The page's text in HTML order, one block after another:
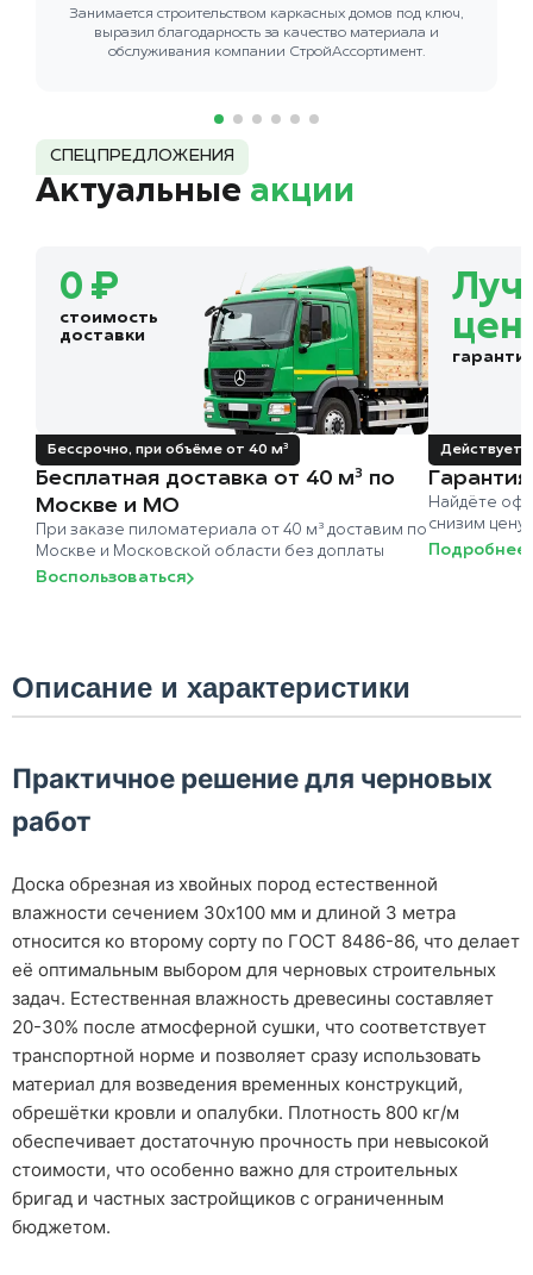
Занимается строительством каркасных домов под ключ,
выразил благодарность за качество материала и
обслуживания компании СтройАссортимент.
СПЕЦПРЕДЛОЖЕНИЯ
Актуальные акции
0 ₽
стоимость
доставки
Бессрочно, при объёме от 40 м³
Бесплатная доставка от 40 м³ по
Москве и МО
При заказе пиломатериала от 40 м³ доставим по
Москве и Московской области без доплаты
Воспользоваться
Действует
Найдёте
снизим
Подробнее
Описание и характеристики
Практичное решение для черновых
работ
Доска обрезная из хвойных пород естественной
влажности сечением 30х100 мм и длиной 3 метра
относится ко второму сорту по ГОСТ 8486-86, что делает
её оптимальным выбором для черновых строительных
задач. Естественная влажность древесины составляет
20-30% после атмосферной сушки, что соответствует
транспортной норме и позволяет сразу использовать
материал для возведения временных конструкций,
обрешётки кровли и опалубки. Плотность 800 кг/м
обеспечивает достаточную прочность при невысокой
стоимости, что особенно важно для строительных
бригад и частных застройщиков с ограниченным
бюджетом.